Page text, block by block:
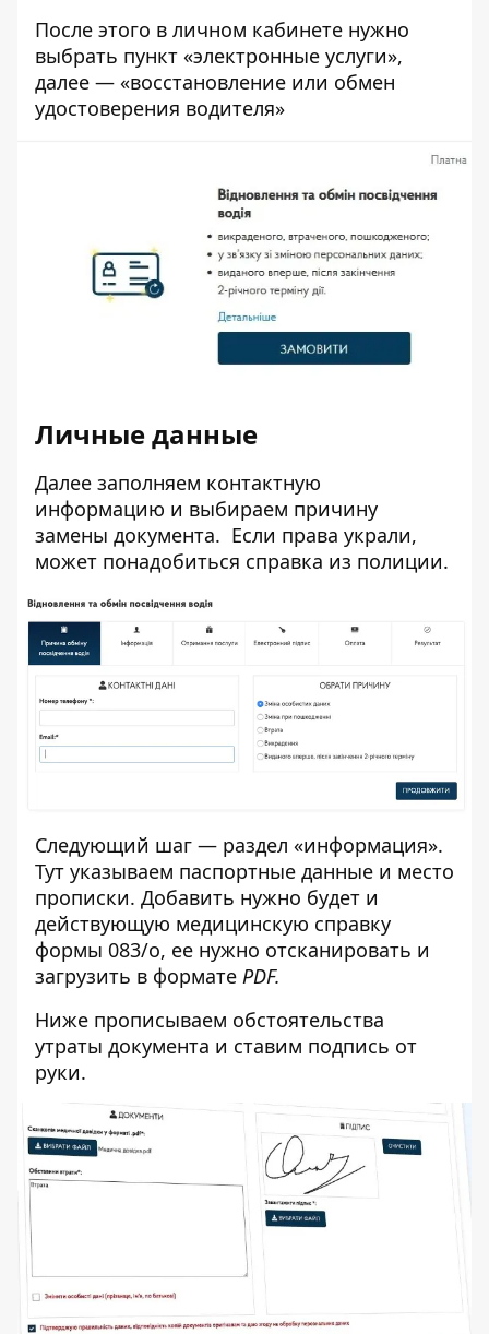
После этого в личном кабинете нужно
выбрать пункт «электронные услуги»,
далее — «восстановление или обмен
удостоверения водителя»
Личные данные
Далее заполняем контактную
информацию и выбираем причину
замены документа. Если права украли,
может понадобиться справка из полиции.
Следующий шаг — раздел «информация».
Тут указываем паспортные данные и место
прописки. Добавить нужно будет и
действующую медицинскую справку
формы 083/о, ее нужно отсканировать и
загрузить в формате PDF.
Ниже прописываем обстоятельства
утраты документа и ставим подпись от
руки.